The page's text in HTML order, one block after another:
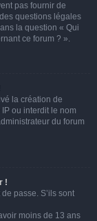
pas fournir de
questions légales
la question « Qui
ce forum ? ».
la création de
ou interdit le nom
du forum
!
passe. S’ils sont
moins de 13 ans